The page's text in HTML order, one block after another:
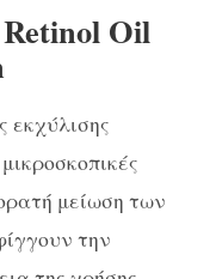
Oil
εκχύλισης
μείωση των
την